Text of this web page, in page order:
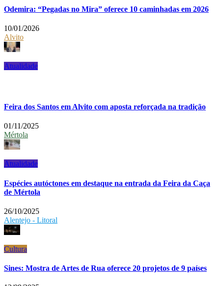
Odemira: “Pegadas no Mira” oferece 10 caminhadas em 2026
10/01/2026
Alvito
Atualidade
Feira dos Santos em Alvito com aposta reforçada na tradição
01/11/2025
Mértola
Atualidade
Espécies autóctones em destaque na entrada da Feira da Caça
de Mértola
26/10/2025
Alentejo - Litoral
Cultura
Sines: Mostra de Artes de Rua oferece 20 projetos de 9 países